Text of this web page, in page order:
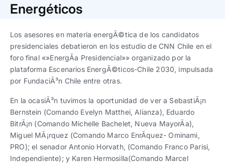
Trabaja con nosotros
Ver todo
Español|English
Ver todas
Español
Ver todas
Español
progresivos de gestión
Ver todos
Español|English
Español|English
Español|English
Energéticos
Los asesores en materia energÃ©tica de los candidatos
presidenciales debatieron en los estudio de CNN Chile en el
foro final «»EnergÃ­a Presidencial»» organizado por la
plataforma Escenarios EnergÃ©ticos-Chile 2030, impulsada
por FundaciÃ³n Chile entre otras.
En la ocasiÃ³n tuvimos la oportunidad de ver a SebastiÃ¡n
Bernstein (Comando Evelyn Matthei, Alianza), Eduardo
BitrÃ¡n (Comando Michelle Bachelet, Nueva MayorÃ­a),
Miguel MÃ¡rquez (Comando Marco EnrÃ­quez- Ominami,
PRO); el senador Antonio Horvath, (Comando Franco Parisi,
Independiente); y Karen Hermosilla(Comando Marcel